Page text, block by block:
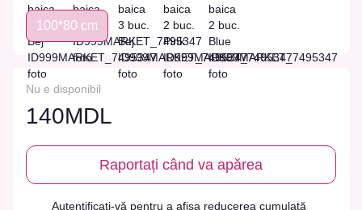
100*80 сm
Nu e disponibil
140MDL
Raportați când va apărea
Autentificați-vă pentru a afișa reducerea cumulată